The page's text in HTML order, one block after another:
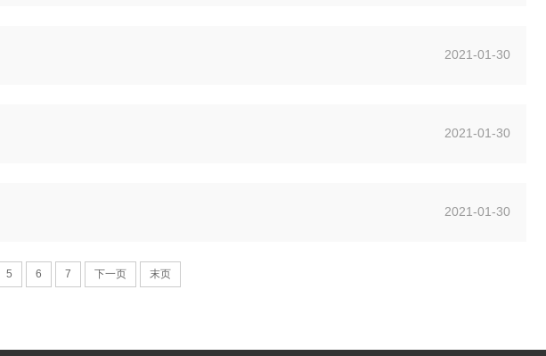
2021-01-30
2021-01-30
2021-01-30
5 6 7 下一页 末页